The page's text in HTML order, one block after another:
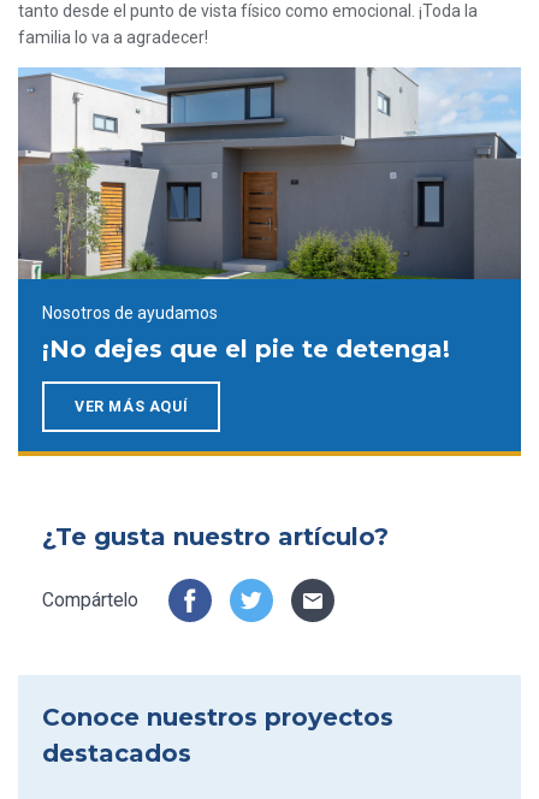
tanto desde el punto de vista físico como emocional. ¡Toda la
familia lo va a agradecer!
Nosotros de ayudamos
¡No dejes que el pie te detenga!
VER MÁS AQUÍ
Conoce nuestros proyectos
destacados
¿Te gusta nuestro artículo?
Compártelo